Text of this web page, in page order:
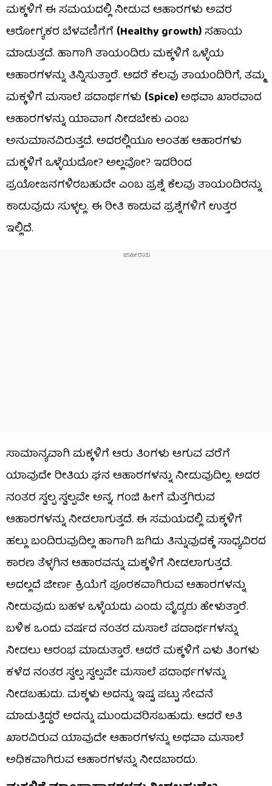
ಮಕ್ಕಳಿಗೆ ಈ ಸಮಯದಲ್ಲಿ ನೀಡುವ ಆಹಾರಗಳು ಅವರ
ಆರೋಗ್ಯಕರ ಬೆಳವಣಿಗೆಗೆ (Healthy growth)ಸಹಾಯ
ಮಾಡುತ್ತದೆ. ಹಾಗಾಗಿ ತಾಯಂದಿರು ಮಕ್ಕಳಿಗೆ ಒಳ್ಳೆಯ
ಆಹಾರಗಳನ್ನು ತಿನ್ನಿಸುತ್ತಾರೆ. ಆದರೆ ಕೆಲವು ತಾಯಂದಿರಿಗೆ, ತಮ್ಮ
ಮಕ್ಕಳಿಗೆ ಮಸಾಲೆ ಪದಾರ್ಥಗಳು (Spice)ಅಥವಾ ಖಾರವಾದ
ಆಹಾರಗಳನ್ನು ಯಾವಾಗ ನೀಡಬೇಕು ಎಂಬ
ಅನುಮಾನವಿರುತ್ತದೆ. ಅದರಲ್ಲಿಯೂ ಅಂತಹ ಆಹಾರಗಳು
ಮಕ್ಕಳಿಗೆ ಒಳ್ಳೆಯದೋ? ಅಲ್ಲವೋ? ಇದರಿಂದ
ಪ್ರಯೋಜನಗಳಿರಬಹುದೇ ಎಂಬ ಪ್ರಶ್ನೆ ಕೆಲವು ತಾಯಂದಿರನ್ನು
ಕಾಡುವುದು ಸುಳ್ಳಲ್ಲ. ಈ ರೀತಿ ಕಾಡುವ ಪ್ರಶ್ನೆಗಳಿಗೆ ಉತ್ತರ
ಇಲ್ಲಿದೆ.
ಸಾಮಾನ್ಯವಾಗಿ ಮಕ್ಕಳಿಗೆ ಆರು ತಿಂಗಳು ಆಗುವ ವರೆಗೆ
ಯಾವುದೇ ರೀತಿಯ ಘನ ಆಹಾರಗಳನ್ನು ನೀಡುವುದಿಲ್ಲ. ಅದರ
ನಂತರ ಸ್ವಲ್ಪ ಸ್ವಲ್ಪವೇ ಅನ್ನ, ಗಂಜಿ ಹೀಗೆ ಮೆತ್ತಗಿರುವ
ಆಹಾರಗಳನ್ನು ನೀಡಲಾಗುತ್ತದೆ. ಈ ಸಮಯದಲ್ಲಿ ಮಕ್ಕಳಿಗೆ
ಹಲ್ಲು ಬಂದಿರುವುದಿಲ್ಲ ಹಾಗಾಗಿ ಜಗಿದು ತಿನ್ನುವುದಕ್ಕೆ ಸಾಧ್ಯವಿರದ
ಕಾರಣ ತೆಳ್ಳಗಿನ ಆಹಾರವನ್ನು ಮಕ್ಕಳಿಗೆ ನೀಡಲಾಗುತ್ತದೆ.
ಅದಲ್ಲದೆ ಜೀರ್ಣ ಕ್ರಿಯೆಗೆ ಪೂರಕವಾಗಿರುವ ಆಹಾರಗಳನ್ನು
ನೀಡುವುದು ಬಹಳ ಒಳ್ಳೆಯದು ಎಂದು ವೈದ್ಯರು ಹೇಳುತ್ತಾರೆ.
ಬಳಿಕ ಒಂದು ವರ್ಷದ ನಂತರ ಮಸಾಲೆ ಪದಾರ್ಥಗಳನ್ನು
ನೀಡಲು ಆರಂಭ ಮಾಡುತ್ತಾರೆ. ಆದರೆ ಮಕ್ಕಳಿಗೆ ಏಳು ತಿಂಗಳು
ಕಳೆದ ನಂತರ ಸ್ವಲ್ಪ ಸ್ವಲ್ಪವೇ ಮಸಾಲೆ ಪದಾರ್ಥಗಳನ್ನು
ನೀಡಬಹುದು. ಮಕ್ಕಳು ಅದನ್ನು ಇಷ್ಟ ಪಟ್ಟು ಸೇವನೆ
ಮಾಡುತ್ತಿದ್ದರೆ ಅದನ್ನು ಮುಂದುವರಿಸಬಹುದು. ಆದರೆ ಅತಿ
ಖಾರವಿರುವ ಯಾವುದೇ ಆಹಾರಗಳನ್ನು ಅಥವಾ ಮಸಾಲೆ
ಅಧಿಕವಾಗಿರುವ ಆಹಾರಗಳನ್ನು ನೀಡಬಾರದು.